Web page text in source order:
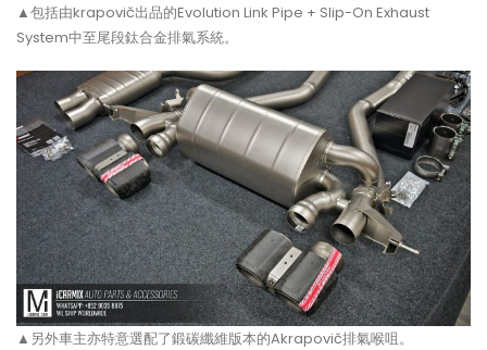
▲包括由krapovič出品的Evolution Link Pipe + Slip-On Exhaust
System中至尾段鈦合金排氣系統。
▲另外車主亦特意選配了鍛碳纖維版本的Akrapovič排氣喉咀。